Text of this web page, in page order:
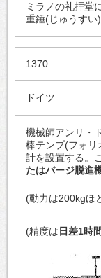
ミラノの礼拝堂
重錘(じゅうすい
1370
ドイツ
機械師アンリ・
棒テンプ(フォリ
計を設置する。
たはバージ脱進
(動力は200kgほ
(精度は 日差1時